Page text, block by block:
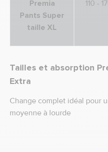
Premia
Pants Super
taille XL
110 -
Tailles et absorption
Extra
Change complet idéal pour
moyenne à lourde